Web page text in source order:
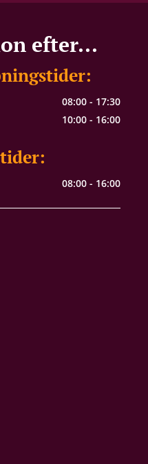
efter...
08:00 - 17:30
10:00 - 16:00
08:00 - 16:00